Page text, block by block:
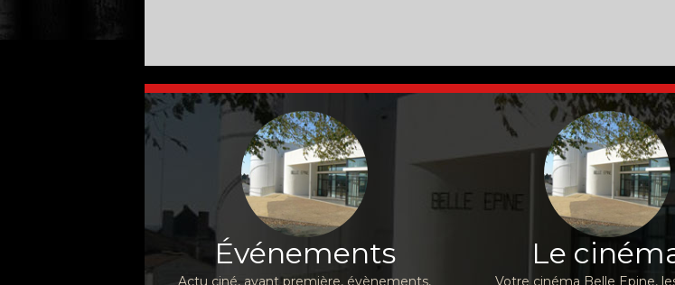
Événements
Actu ciné, avant première, évènements,
Le
Votre cinéma Belle Epine,